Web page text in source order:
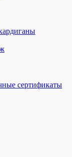
сертификаты